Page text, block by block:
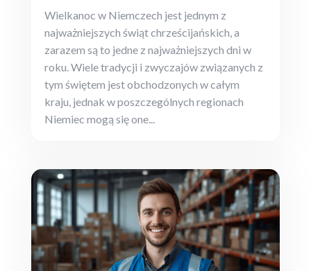
Wielkanoc w Niemczech jest jednym z
najważniejszych świąt chrześcijańskich, a
zarazem są to jedne z najważniejszych dni w
roku. Wiele tradycji i zwyczajów związanych z
tym świętem jest obchodzonych w całym
kraju, jednak w poszczególnych regionach
Niemiec mogą się one...